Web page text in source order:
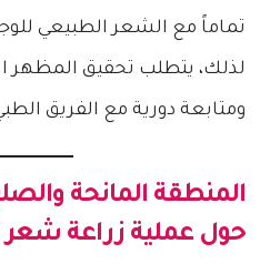
تماماً مع الشعر الطبيعي
لذلك، يتطلب تحقيق المظهر
ومتابعة دورية مع الفريق
المنطقة المانحة
حولعملية زراعة شعر